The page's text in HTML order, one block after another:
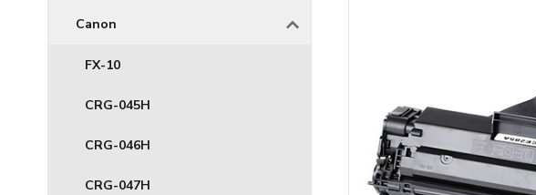
Canon
FX-10
CRG-045H
CRG-046H
CRG-047H